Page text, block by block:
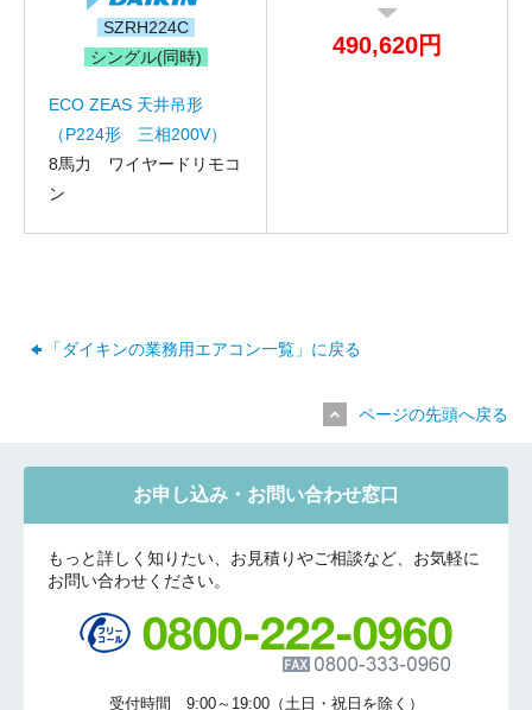
SZRH224C
シングル(同時)
ECO ZEAS 天井吊形
（P224形 三相200V）
8馬力 ワイヤードリモコ
ン
490,620円
「ダイキンの業務用エアコン一覧」に戻る
ページの先頭へ戻る
お申し込み・お問い合わせ窓口
もっと詳しく知りたい、お見積りやご相談など、お気軽に
お問い合わせください。
受付時間 9:00～19:00（土日・祝日を除く）
工事お見積り依頼
機器お見積り依頼
ご相談
メッセージ